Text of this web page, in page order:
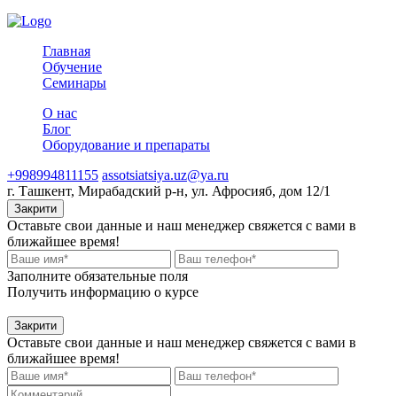
Главная
Обучение
Семинары
О нас
Блог
Оборудование и препараты
+998994811155 assotsiatsiya.uz@ya.ru
г. Ташкент, Мирабадский р-н, ул. Афросияб, дом 12/1
Закрити
Оставьте свои данные и наш менеджер свяжется с вами в
ближайшее время!
Заполните обязательные поля
Получить информацию о курсе
Закрити
Оставьте свои данные и наш менеджер свяжется с вами в
ближайшее время!